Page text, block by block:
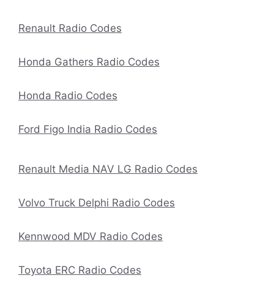
Renault Radio Codes
Honda Gathers Radio Codes
Honda Radio Codes
Ford Figo India Radio Codes
Renault Media NAV LG Radio Codes
Volvo Truck Delphi Radio Codes
Kennwood MDV Radio Codes
Toyota ERC Radio Codes